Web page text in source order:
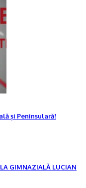
și Peninsulară!
GIMNAZIALĂ LUCIAN